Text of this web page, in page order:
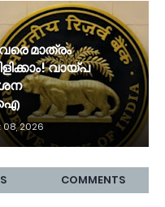
മാത്രം
വായ്പ
08, 2026
COMMENTS